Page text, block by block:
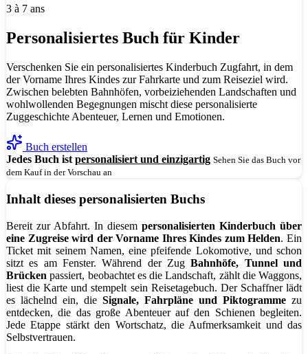
3 à 7 ans
Personalisiertes Buch für Kinder
Verschenken Sie ein personalisiertes Kinderbuch Zugfahrt, in dem
der Vorname Ihres Kindes zur Fahrkarte und zum Reiseziel wird.
Zwischen belebten Bahnhöfen, vorbeiziehenden Landschaften und
wohlwollenden Begegnungen mischt diese personalisierte
Zuggeschichte Abenteuer, Lernen und Emotionen.
Buch erstellen
Jedes Buch ist personalisiert und einzigartig Sehen Sie das Buch vor
dem Kauf in der Vorschau an
Inhalt dieses personalisierten Buchs
Bereit zur Abfahrt. In diesem personalisierten Kinderbuch über
eine Zugreise wird der Vorname Ihres Kindes zum Helden. Ein
Ticket mit seinem Namen, eine pfeifende Lokomotive, und schon
sitzt es am Fenster. Während der ZugBahnhöfe, Tunnel und
Brücken passiert, beobachtet es die Landschaft, zählt die Waggons,
liest die Karte und stempelt sein Reisetagebuch. Der Schaffner lädt
es lächelnd ein, die Signale, Fahrpläne und Piktogramme zu
entdecken, die das große Abenteuer auf den Schienen begleiten.
Jede Etappe stärkt den Wortschatz, die Aufmerksamkeit und das
Selbstvertrauen.